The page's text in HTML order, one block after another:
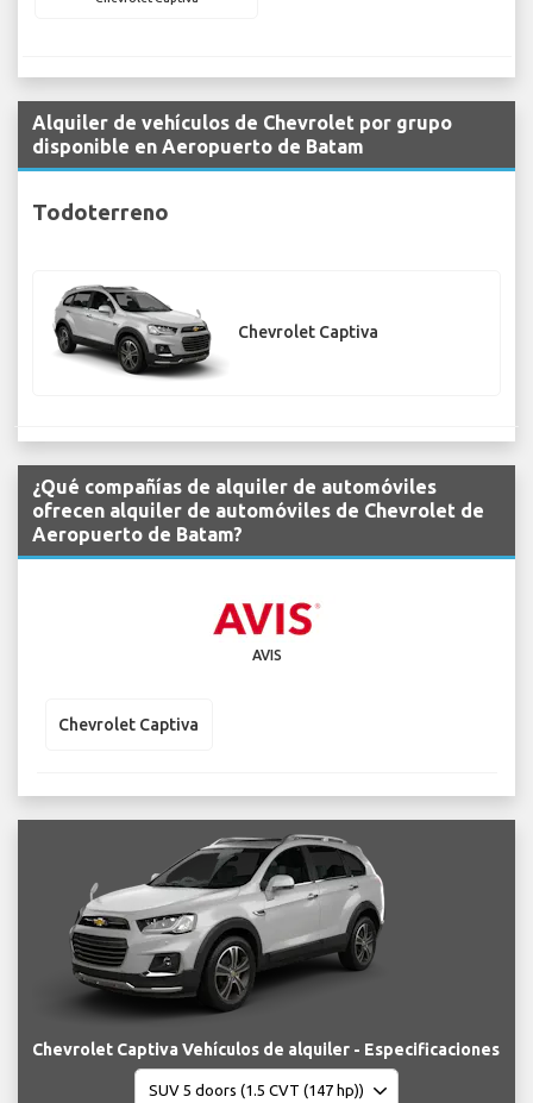
Alquiler de vehículos de Chevrolet por grupo
disponible en Aeropuerto de Batam
Todoterreno
Chevrolet Captiva
¿Qué compañías de alquiler de automóviles
ofrecen alquiler de automóviles de Chevrolet de
Aeropuerto de Batam?
AVIS
Chevrolet Captiva
Chevrolet Captiva Vehículos de alquiler - Especificaciones